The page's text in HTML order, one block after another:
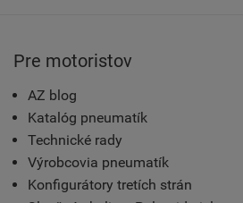
Pre motoristov
AZ blog
Katalóg pneumatík
Technické rady
Výrobcovia pneumatík
Konfigurátory tretích strán